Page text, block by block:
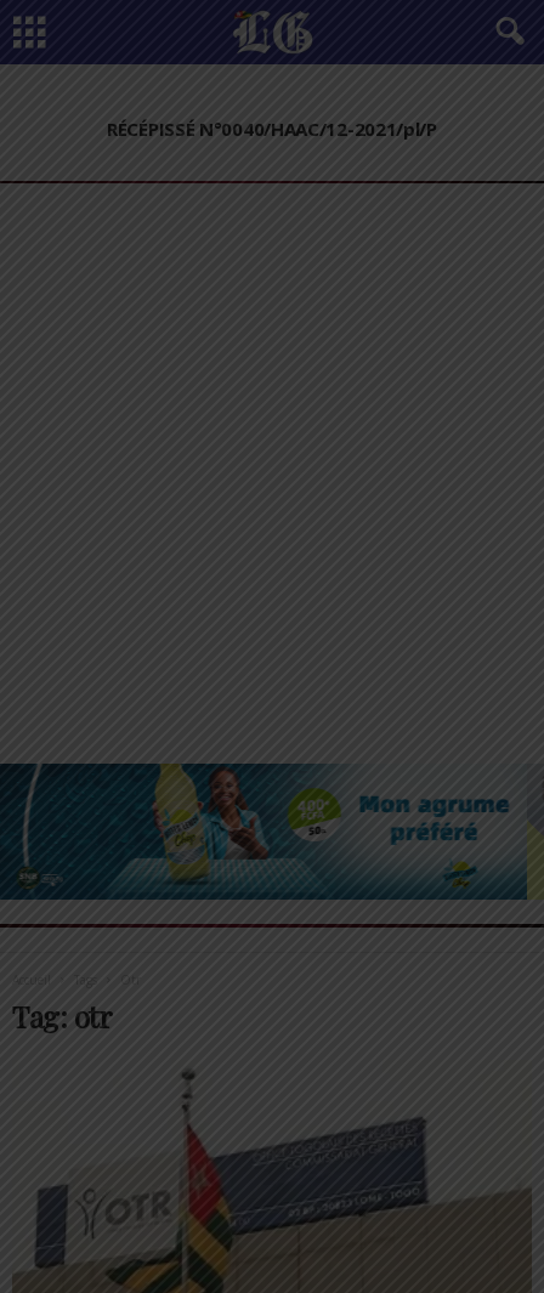
RÉCÉPISSÉ N°0040/HAAC/12-2021/pl/P
Tags
Tag: otr